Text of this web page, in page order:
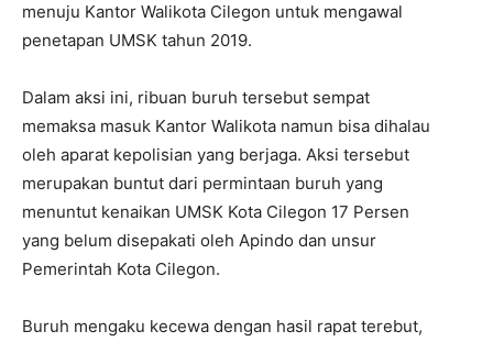
menuju Kantor Walikota Cilegon untuk mengawal
penetapan UMSK tahun 2019.
Dalam aksi ini, ribuan buruh tersebut sempat
memaksa masuk Kantor Walikota namun bisa dihalau
oleh aparat kepolisian yang berjaga. Aksi tersebut
merupakan buntut dari permintaan buruh yang
menuntut kenaikan UMSK Kota Cilegon 17 Persen
yang belum disepakati oleh Apindo dan unsur
Pemerintah Kota Cilegon.
Buruh mengaku kecewa dengan hasil rapat terebut,